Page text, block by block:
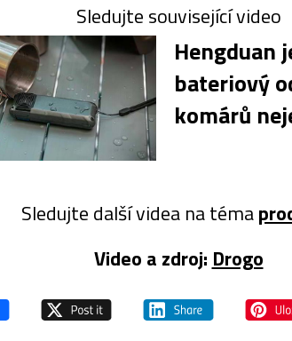
Sledujte související video
Hengduan
bateriový
komárů
Sledujte další videa na téma
Video a zdroj: Drogo